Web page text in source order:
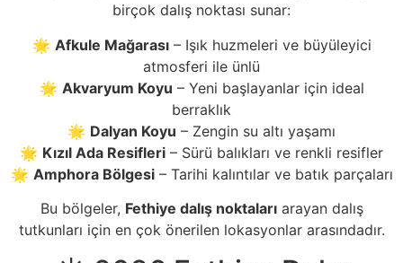
birçok dalış noktası sunar:
🌟 Afkule Mağarası– Işık huzmeleri ve büyüleyici
atmosferi ile ünlü
🌟 Akvaryum Koyu – Yeni başlayanlar için ideal
berraklık
🌟 Dalyan Koyu – Zengin su altı yaşamı
🌟 Kızıl Ada Resifleri – Sürü balıkları ve renkli resifler
🌟 Amphora Bölgesi– Tarihi kalıntılar ve batık parçaları
Bu bölgeler, Fethiye dalış noktalarıarayan dalış
tutkunları için en çok önerilen lokasyonlar arasındadır.